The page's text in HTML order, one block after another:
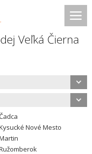
Veľká Čierna
Nové Mesto